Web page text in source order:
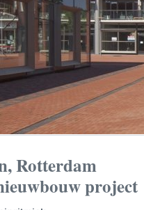
Rotterdam
project